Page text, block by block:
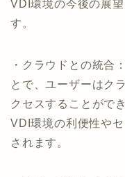
VDI環境の今後の展
す。
・クラウドとの統合
とで、ユーザーはク
クセスすることがで
VDI環境の利便性や
されます。